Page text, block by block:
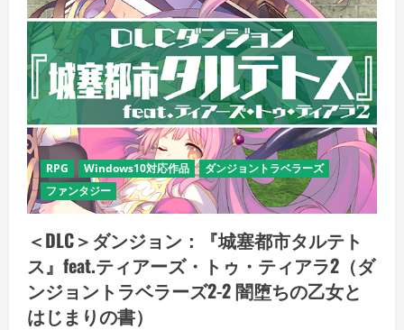
RPG Windows10対応作品
ダンジョントラベラーズ
ファンタジー
＜DLC＞ダンジョン：『城塞都市タルテト
ス』feat.ティアーズ・トゥ・ティアラ2（ダ
ンジョントラベラーズ2-2 闇堕ちの乙女と
はじまりの書）